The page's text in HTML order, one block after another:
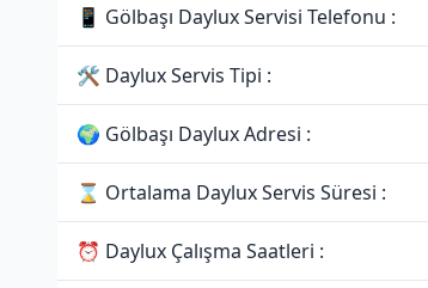
📱 Gölbaşı Daylux Servisi Telefonu :
🛠 Daylux Servis Tipi :
🌍 Gölbaşı Daylux Adresi :
⌛ Ortalama Daylux Servis Süresi :
⏰ Daylux Çalışma Saatleri :